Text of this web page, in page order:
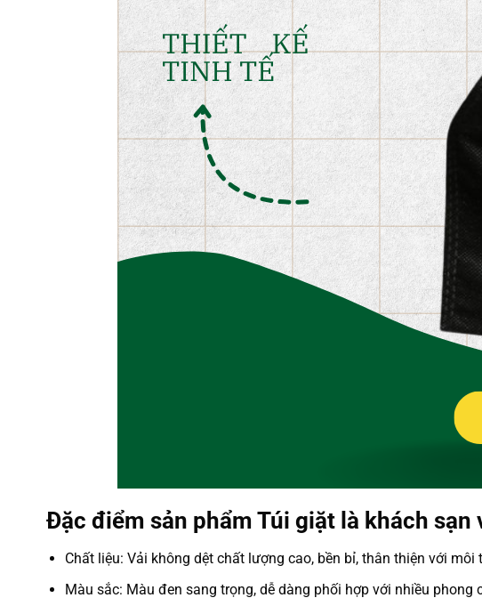
Đặc điểm sản phẩm Túi giặt là khách sạn
Chất liệu: Vải không dệt chất lượng cao, bền bỉ, thân thiện với
Màu sắc: Màu đen sang trọng, dễ dàng phối hợp với nhiều